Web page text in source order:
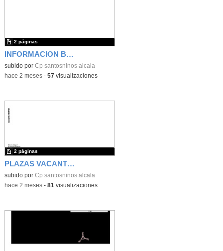
INFORMACION BASICA PROCESO ADMISION
subido por Cp santosninos alcala
2 páginas
-hace 2 meses- 57visualizaciones
PLAZAS VACANTES OFERTADAS
subido por Cp santosninos alcala
2 páginas
-hace 2 meses- 81 visualizaciones